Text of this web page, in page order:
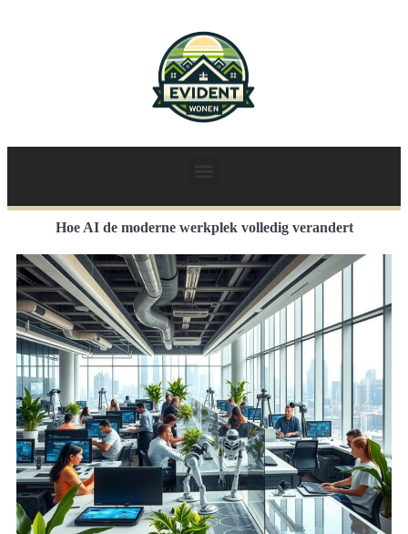
Hoe AI de moderne werkplek volledig verandert